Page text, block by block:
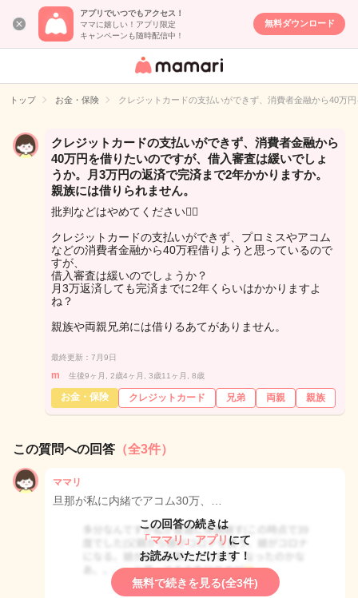
アプリでいつでもアクセス！
ママに嬉しい！アプリ限定
キャンペーンも随時配信中！
無料ダウンロード
女性専用匿名QA
イト
トップ お金・保険 クレジットカードの支払いができず、消費者金融から40万
クレジットカードの支払いができず、消費者金融から
40万円を借りたいのですが、借入審査は緩いでしょ
うか。月3万円の返済で完済まで2年かかりますか。
親族には借りられません。
批判などはやめてください🙇‍♀️
クレジットカードの支払いができず、プロミスやアコム
などの消費者金融から40万程借りようと思っているので
すが、
借入審査は緩いのでしょうか？
月3万返済しても完済までに2年くらいはかかりますよ
ね？
親族や両親兄弟には借りるあてがありません。
最終更新：7月9日
m 生後9ヶ月, 2歳4ヶ月, 3歳11ヶ月, 8歳
お金・保険 クレジットカード 兄弟 両親 親族
この質問への回答 （全3件）
ママリ
旦那が私に内緒でアコム30万、…
この回答の続きは
「ママリ」アプリ にて
お読みいただけます！
無料で続きを見る(全3件)